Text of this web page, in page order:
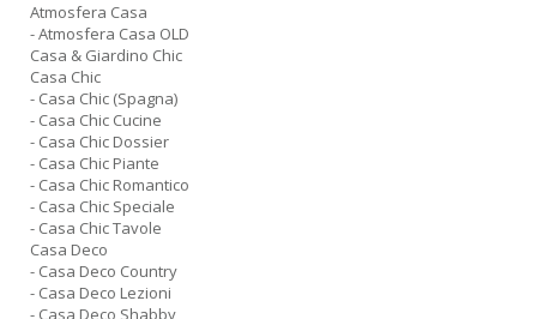
Atmosfera Casa
- Atmosfera Casa OLD
Casa & Giardino Chic
Casa Chic
- Casa Chic (Spagna)
- Casa Chic Cucine
- Casa Chic Dossier
- Casa Chic Piante
- Casa Chic Romantico
- Casa Chic Speciale
- Casa Chic Tavole
Casa Deco
- Casa Deco Country
- Casa Deco Lezioni
- Casa Deco Shabby